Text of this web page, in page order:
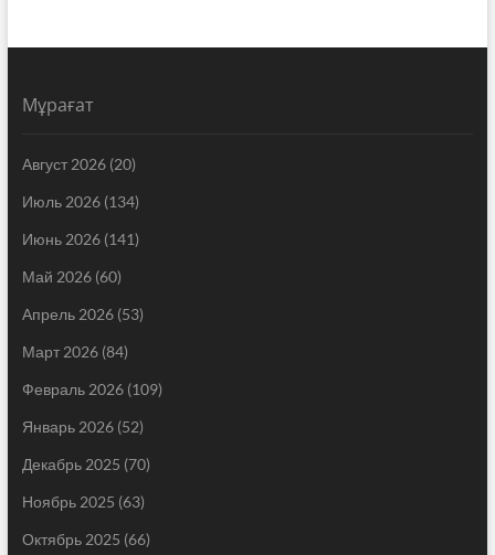
Мұрағат
Август 2026(20)
Июль 2026(134)
Июнь 2026(141)
Май 2026(60)
Апрель 2026(53)
Март 2026(84)
Февраль 2026(109)
Январь 2026(52)
Декабрь 2025 (70)
Ноябрь 2025 (63)
Октябрь 2025 (66)